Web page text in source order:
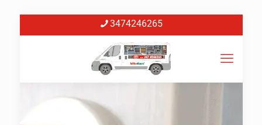
3474246265